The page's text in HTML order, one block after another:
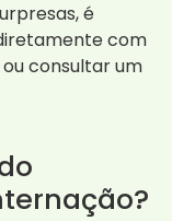
é
com
consultar um